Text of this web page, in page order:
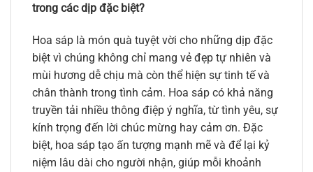
trong các dịp đặc biệt?
Hoa sáp là món quà tuyệt vời cho những dịp đặc
biệt vì chúng không chỉ mang vẻ đẹp tự nhiên và
mùi hương dễ chịu mà còn thể hiện sự tinh tế và
chân thành trong tình cảm. Hoa sáp có khả năng
truyền tải nhiều thông điệp ý nghĩa, từ tình yêu, sự
kính trọng đến lời chúc mừng hay cảm ơn. Đặc
biệt, hoa sáp tạo ấn tượng mạnh mẽ và để lại kỷ
niệm lâu dài cho người nhận, giúp mỗi khoảnh